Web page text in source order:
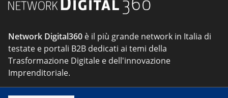
Network Digital360 è il più grande network in Italia di
testate e portali B2B dedicati ai temi della
Trasformazione Digitale e dell'innovazione
Imprenditoriale.